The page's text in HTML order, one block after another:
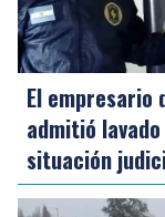
El empresario
admitió
situación